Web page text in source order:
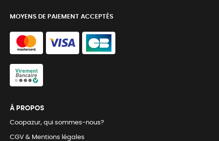
MOYENS DE PAIEMENT ACCEPTÉS
Á PROPOS
Coopazur, qui sommes-nous?
CGV & Mentions légales